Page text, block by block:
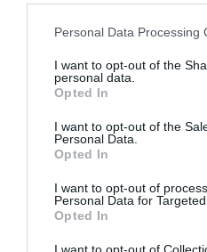
Please note that this website/
not limited to your visit or
grant or deny consent to
use your data for below
consent section.
Personal Data Processing
I want to opt-out of the
personal data.
Opted In
I want to opt-out of the
Personal Data.
Opted In
I want to opt-out of
Personal Data for Targeted
Opted In